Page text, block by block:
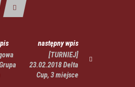
następny wpis
[TURNIEJ]
23.02.2018 Delta
Cup, 3 miejsce